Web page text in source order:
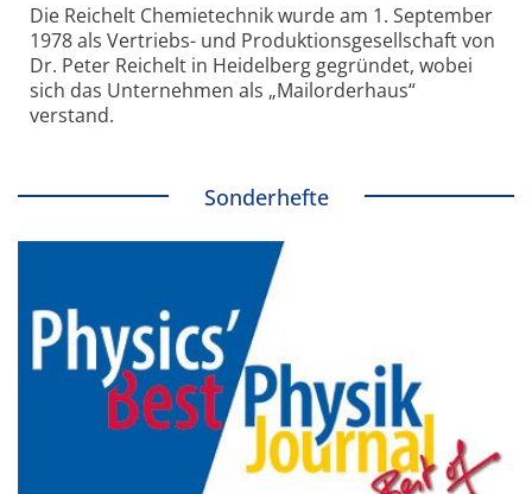
Die Reichelt Chemietechnik wurde am 1. September
1978 als Vertriebs- und Produktionsgesellschaft von
Dr. Peter Reichelt in Heidelberg gegründet, wobei
sich das Unternehmen als „Mailorderhaus“
verstand.
Sonderhefte